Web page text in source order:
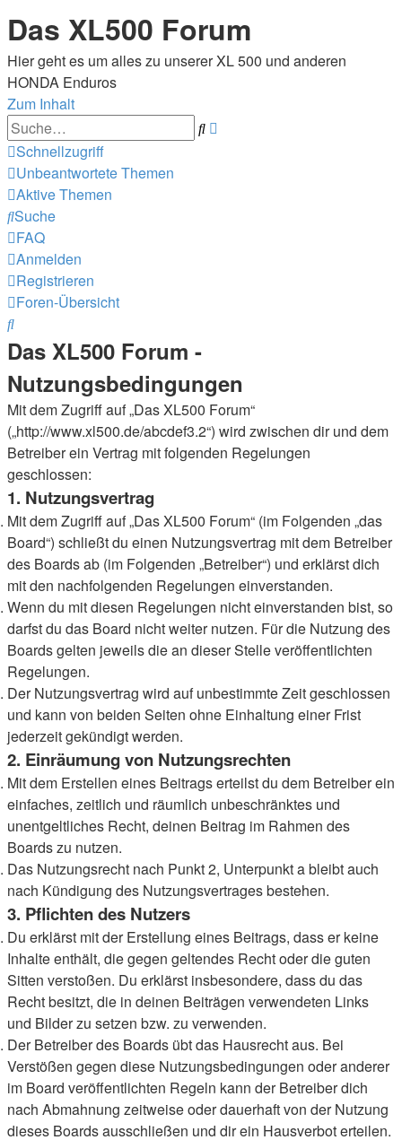
Das XL500 Forum
Hier geht es um alles zu unserer XL 500 und anderen
HONDA Enduros
Zum Inhalt
Suche
Schnellzugriff
Unbeantwortete Themen
Aktive Themen
Suche
FAQ
Anmelden
Registrieren
Foren-Übersicht
Suche
Das XL500 Forum -
Nutzungsbedingungen
Mit dem Zugriff auf „Das XL500 Forum“
(„http://www.xl500.de/abcdef3.2“) wird zwischen dir und dem
Betreiber ein Vertrag mit folgenden Regelungen
geschlossen:
1. Nutzungsvertrag
Mit dem Zugriff auf „Das XL500 Forum“ (im Folgenden „das
Board“) schließt du einen Nutzungsvertrag mit dem Betreiber
des Boards ab (im Folgenden „Betreiber“) und erklärst dich
mit den nachfolgenden Regelungen einverstanden.
Wenn du mit diesen Regelungen nicht einverstanden bist, so
darfst du das Board nicht weiter nutzen. Für die Nutzung des
Boards gelten jeweils die an dieser Stelle veröffentlichten
Regelungen.
Der Nutzungsvertrag wird auf unbestimmte Zeit geschlossen
und kann von beiden Seiten ohne Einhaltung einer Frist
jederzeit gekündigt werden.
2. Einräumung von Nutzungsrechten
Mit dem Erstellen eines Beitrags erteilst du dem Betreiber ein
einfaches, zeitlich und räumlich unbeschränktes und
unentgeltliches Recht, deinen Beitrag im Rahmen des
Boards zu nutzen.
Das Nutzungsrecht nach Punkt 2, Unterpunkt a bleibt auch
nach Kündigung des Nutzungsvertrages bestehen.
3. Pflichten des Nutzers
Du erklärst mit der Erstellung eines Beitrags, dass er keine
Inhalte enthält, die gegen geltendes Recht oder die guten
Sitten verstoßen. Du erklärst insbesondere, dass du das
Recht besitzt, die in deinen Beiträgen verwendeten Links
und Bilder zu setzen bzw. zu verwenden.
Der Betreiber des Boards übt das Hausrecht aus. Bei
Verstößen gegen diese Nutzungsbedingungen oder anderer
im Board veröffentlichten Regeln kann der Betreiber dich
nach Abmahnung zeitweise oder dauerhaft von der Nutzung
dieses Boards ausschließen und dir ein Hausverbot erteilen.